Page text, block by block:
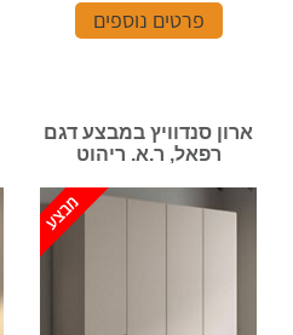
פרטים נוספים
ארון סנדוויץ במבצע דגם
רפאל, ר.א. ריהוט